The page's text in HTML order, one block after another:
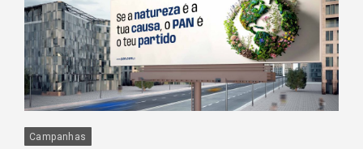
Campanhas